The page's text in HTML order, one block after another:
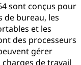
sont conçus pour
de bureau, les
et les
des processeurs
gérer
de travail